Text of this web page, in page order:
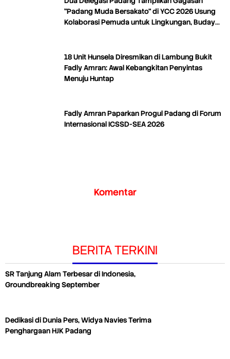
“Padang Muda Bersakato” di YCC 2026 Usung
Kolaborasi Pemuda untuk Lingkungan, Budaya,
18 Unit Hunsela Diresmikan di Lambung Bukit
Fadly Amran: Awal Kebangkitan Penyintas
Menuju Huntap
Fadly Amran Paparkan Progul Padang di Forum
Internasional ICSSD-SEA 2026
Komentar
BERITA TERKINI
SR Tanjung Alam Terbesar di Indonesia,
Groundbreaking September
Dedikasi di Dunia Pers, Widya Navies Terima
Penghargaan HJK Padang